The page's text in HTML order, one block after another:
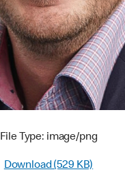
File Type: image/png
Download (529 KB)